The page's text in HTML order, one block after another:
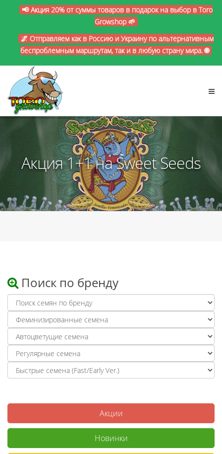
📢 Акция 20% от суммы товаров в подарок на выбор в Toro
Growshop 🌱
🌌 Отправляем как в Россию и Украину по альтернативным
беспроблемным маршрутам, так и в любую страну мира. 🌐
Акция 1+1 на Sweet Seeds
Поиск по бренду
Акции
Новинки